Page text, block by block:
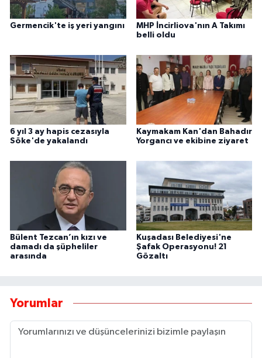
Germencik'te iş yeri yangını
MHP İncirliova'nın A Takımı
belli oldu
6 yıl 3 ay hapis cezasıyla
Söke'de yakalandı
Kaymakam Kan'dan Bahadır
Yorgancı ve ekibine ziyaret
Bülent Tezcan’ın kızı ve
damadı da şüpheliler
arasında
Kuşadası Belediyesi'ne
Şafak Operasyonu! 21
Gözaltı
Yorumlar